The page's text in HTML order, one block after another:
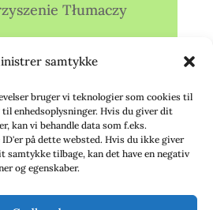
samtykke
bruger vi teknologier som cookies til
enhedsoplysninger. Hvis du giver dit
kan vi behandle data som f.eks.
på dette websted. Hvis du ikke giver
tilbage, kan det have en negativ
og egenskaber.
Tłumaczy
Translators
(Ö.)
(ÖC)